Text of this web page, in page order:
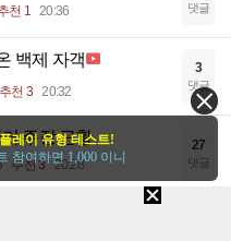
천 1 20:36 댓글
백제 자객
추천 3 20:32
3
댓글
주장 근황
추천 3 20:28
27
댓글
레이 유형 테스트!
참여하면 1,000 이니